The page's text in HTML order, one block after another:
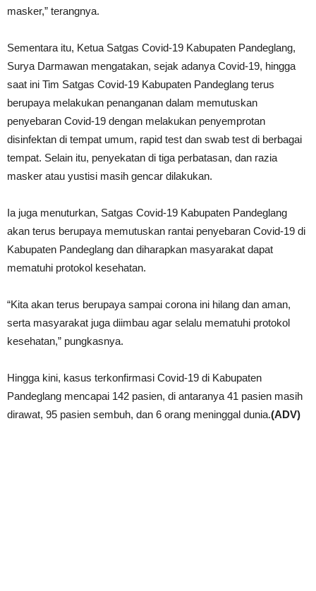
masker,” terangnya.
Sementara itu, Ketua Satgas Covid-19 Kabupaten Pandeglang,
Surya Darmawan mengatakan, sejak adanya Covid-19, hingga
saat ini Tim Satgas Covid-19 Kabupaten Pandeglang terus
berupaya melakukan penanganan dalam memutuskan
penyebaran Covid-19 dengan melakukan penyemprotan
disinfektan di tempat umum, rapid test dan swab test di berbagai
tempat. Selain itu, penyekatan di tiga perbatasan, dan razia
masker atau yustisi masih gencar dilakukan.
Ia juga menuturkan, Satgas Covid-19 Kabupaten Pandeglang
akan terus berupaya memutuskan rantai penyebaran Covid-19 di
Kabupaten Pandeglang dan diharapkan masyarakat dapat
mematuhi protokol kesehatan.
“Kita akan terus berupaya sampai corona ini hilang dan aman,
serta masyarakat juga diimbau agar selalu mematuhi protokol
kesehatan,” pungkasnya.
Hingga kini, kasus terkonfirmasi Covid-19 di Kabupaten
Pandeglang mencapai 142 pasien, di antaranya 41 pasien masih
dirawat, 95 pasien sembuh, dan 6 orang meninggal dunia.(ADV)